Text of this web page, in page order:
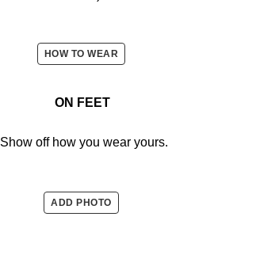
HOW TO WEAR
ON FEET
Show off how you wear yours.
ADD PHOTO